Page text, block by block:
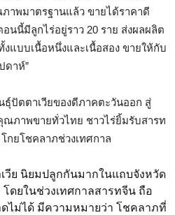
าพมาตรฐานแล้ว ขายได้ราคาดี
อนนี้มีลูกไร่อยู่ราว 20 ราย ส่งผลผลิต
แบบเนื้อหนึ่งและเนื้อสอง ขายให้กับ
ดาห์”
วีย นิยมปลูกกันมากในแถบจังหวัด
ดยในช่วงเทศกาลสารทจีน ถือ
ไม่ได้ มีความหมายว่า โชคลาภที่